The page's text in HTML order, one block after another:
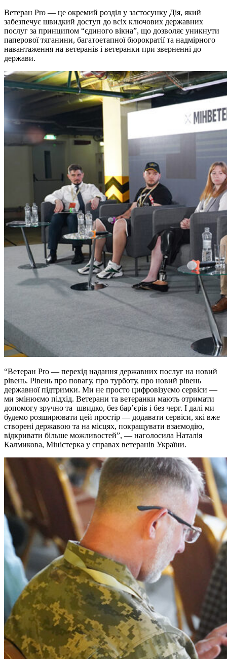
Ветеран Pro — це окремий розділ у застосунку Дія, який
забезпечує швидкий доступ до всіх ключових державних
послуг за принципом “єдиного вікна”, що дозволяє уникнути
паперової тяганини, багатоетапної бюрократії та надмірного
навантаження на ветеранів і ветеранки при зверненні до
держави.
“Ветеран Pro — перехід надання державних послуг на новий
рівень. Рівень про повагу, про турботу, про новий рівень
державної підтримки. Ми не просто цифровізуємо сервіси —
ми змінюємо підхід. Ветерани та ветеранки мають отримати
допомогу зручно та швидко, без бар’єрів і без черг. І далі ми
будемо розширювати цей простір — додавати сервіси, які вже
створені державою та на місцях, покращувати взаємодію,
відкривати більше можливостей”, — наголосила Наталія
Калмикова, Міністерка у справах ветеранів України.